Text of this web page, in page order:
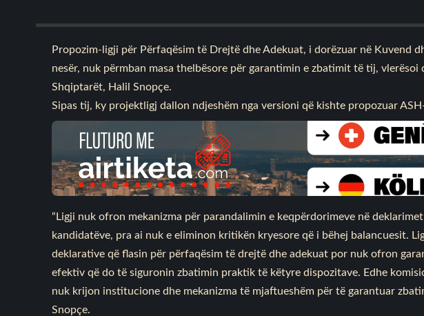
Propozim-ligji për Përfaqësim të Drejtë dhe Adekuat, i dorëzuar në Kuvend
nesër, nuk përmban masa thelbësore për garantimin e zbatimit të tij, vlerësoi
Shqiptarët, Halil Snopçe.
Sipas tij, ky projektligj dallon ndjeshëm nga versioni që kishte propozuar
“Ligji nuk ofron mekanizma për parandalimin e keqpërdorimeve në
kandidatëve, pra ai nuk e eliminon kritikën kryesore që i bëhej balancuesit.
deklarative që flasin për përfaqësim të drejtë dhe adekuat por nuk ofron
efektiv që do të siguronin zbatimin praktik të këtyre dispozitave. Edhe
nuk krijon institucione dhe mekanizma të mjaftueshëm për të garantuar
Snopçe.